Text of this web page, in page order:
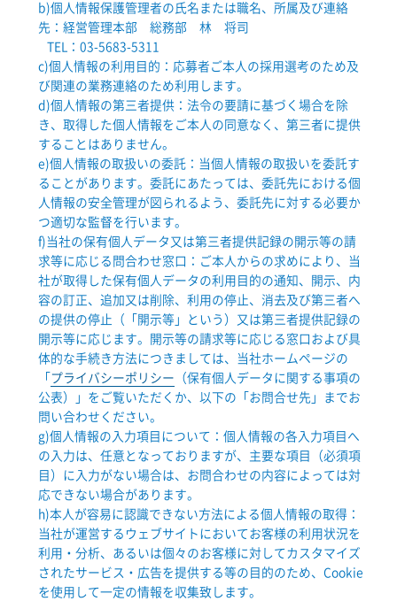
b)個人情報保護管理者の氏名または職名、所属及び連絡
先：経営管理本部 総務部 林 将司
TEL：03-5683-5311
c)個人情報の利用目的：応募者ご本人の採用選考のため及
び関連の業務連絡のため利用します。
d)個人情報の第三者提供：法令の要請に基づく場合を除
き、取得した個人情報をご本人の同意なく、第三者に提供
することはありません。
e)個人情報の取扱いの委託：当個人情報の取扱いを委託す
ることがあります。委託にあたっては、委託先における個
人情報の安全管理が図られるよう、委託先に対する必要か
つ適切な監督を行います。
f)当社の保有個人データ又は第三者提供記録の開示等の請
求等に応じる問合わせ窓口：ご本人からの求めにより、当
社が取得した保有個人データの利用目的の通知、開示、内
容の訂正、追加又は削除、利用の停止、消去及び第三者へ
の提供の停止（「開示等」という）又は第三者提供記録の
開示等に応じます。開示等の請求等に応じる窓口および具
体的な手続き方法につきましては、当社ホームページの
「プライバシーポリシー （保有個人データに関する事項の
公表）」をご覧いただくか、以下の「お問合せ先」までお
問い合わせください。
g)個人情報の入力項目について：個人情報の各入力項目へ
の入力は、任意となっておりますが、主要な項目（必須項
目）に入力がない場合は、お問合わせの内容によっては対
応できない場合があります。
h)本人が容易に認識できない方法による個人情報の取得：
当社が運営するウェブサイトにおいてお客様の利用状況を
利用・分析、あるいは個々のお客様に対してカスタマイズ
されたサービス・広告を提供する等の目的のため、Cookie
を使用して一定の情報を収集致します。